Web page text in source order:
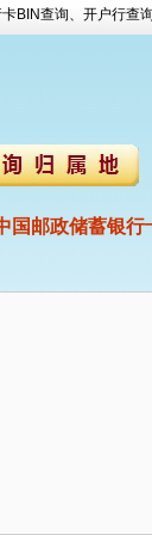
BIN查询、开户行查
国邮政储蓄银行